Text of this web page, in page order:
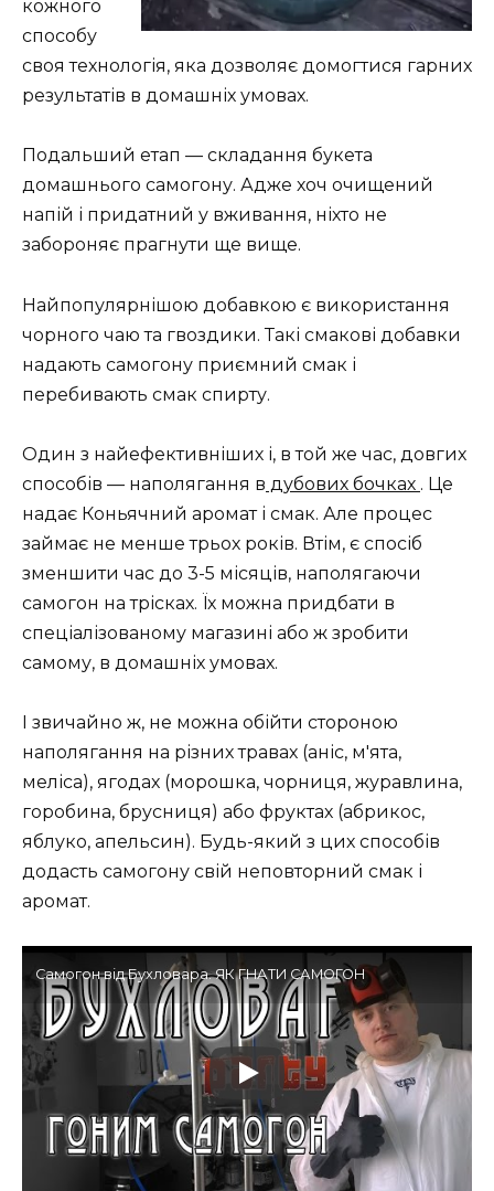
кожного
способу
своя технологія, яка дозволяє домогтися гарних
результатів в домашніх умовах.
Подальший етап — складання букета
домашнього самогону. Адже хоч очищений
напій і придатний у вживання, ніхто не
забороняє прагнути ще вище.
Найпопулярнішою добавкою є використання
чорного чаю та гвоздики. Такі смакові добавки
надають самогону приємний смак і
перебивають смак спирту.
Один з найефективніших і, в той же час, довгих
способів — наполягання в дубових бочках . Це
надає Коньячний аромат і смак. Але процес
займає не менше трьох років. Втім, є спосіб
зменшити час до 3-5 місяців, наполягаючи
самогон на трісках. Їх можна придбати в
спеціалізованому магазині або ж зробити
самому, в домашніх умовах.
І звичайно ж, не можна обійти стороною
наполягання на різних травах (аніс, м'ята,
меліса), ягодах (морошка, чорниця, журавлина,
горобина, брусниця) або фруктах (абрикос,
яблуко, апельсин). Будь-який з цих способів
додасть самогону свій неповторний смак і
аромат.
Самогон від Бухловара. ЯК ГНАТИ САМОГОН